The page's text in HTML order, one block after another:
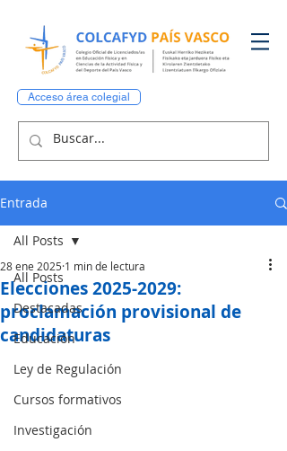
Acceso área colegial
Entrada
All Posts
Destacadas
Educación
Ley de Regulación
Cursos formativos
Investigación
All Posts
Elecciones 2025-2029:
proclamación provisional de
candidaturas
28 ene 2025 1 min de lectura